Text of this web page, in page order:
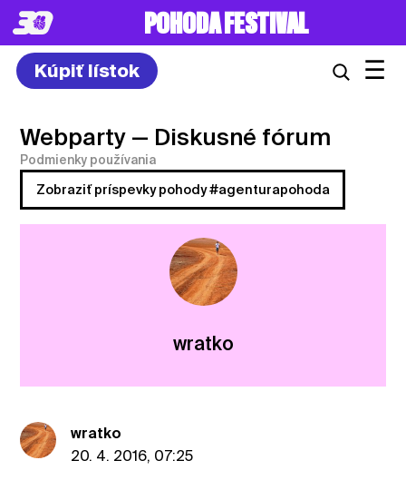
POHODA FESTIVAL
Kúpiť lístok ☰
Webparty — Diskusné fórum
Podmienky používania
Zobraziť príspevky pohody #agenturapohoda
wratko
wratko
20. 4. 2016, 07:25